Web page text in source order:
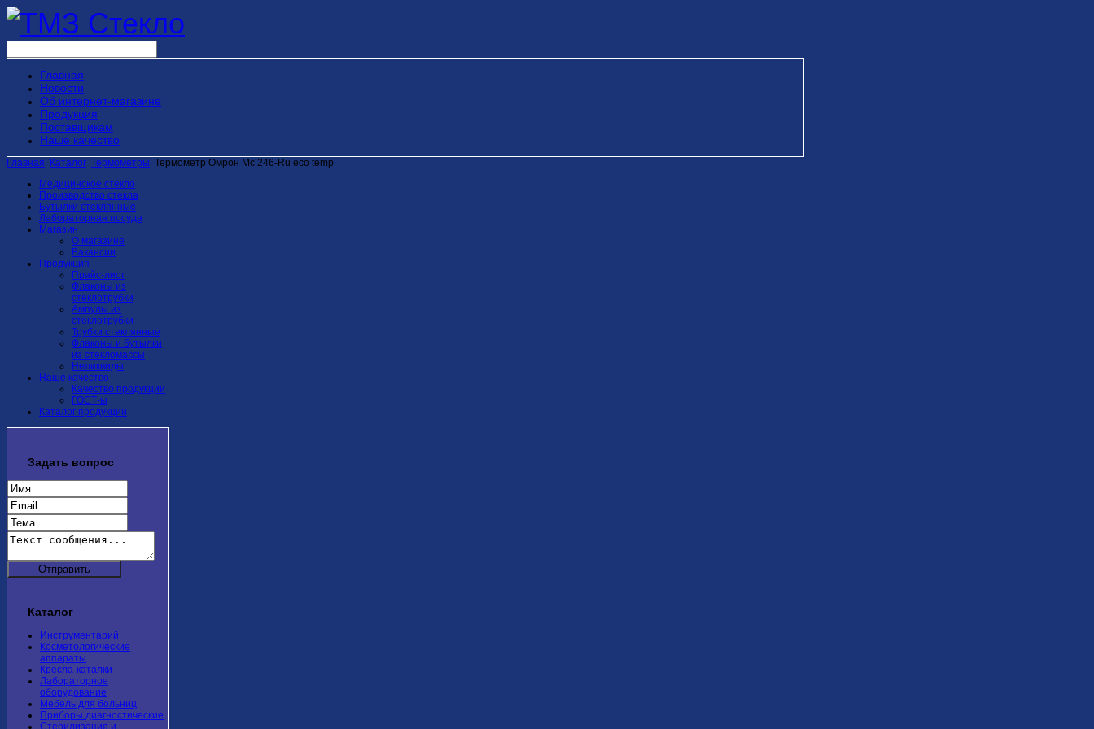
Главная
Новости
Об интернет-магазине
Продукция
Поставщикам
Наше качество
Главная Каталог Термометры Термометр Омрон Мс 246-Ru eco temp
Медицинское стекло
Производство стекла
Бутылки стеклянные
Лабораторная посуда
Магазин
О магазине
Вакансии
Продукция
Прайс-лист
Флаконы из
стеклотрубки
Ампулы из
стеклотрубки
Трубки стеклянные
Флаконы и бутылки
из стекломассы
Неликвиды
Наше качество
Качество продукции
ГОСТ-ы
Каталог продукции
Задать вопрос
Каталог
Инструментарий
Косметологические
аппараты
Кресла-каталки
Лабораторное
оборудование
Мебель для больниц
Приборы диагностические
Стерилизация и